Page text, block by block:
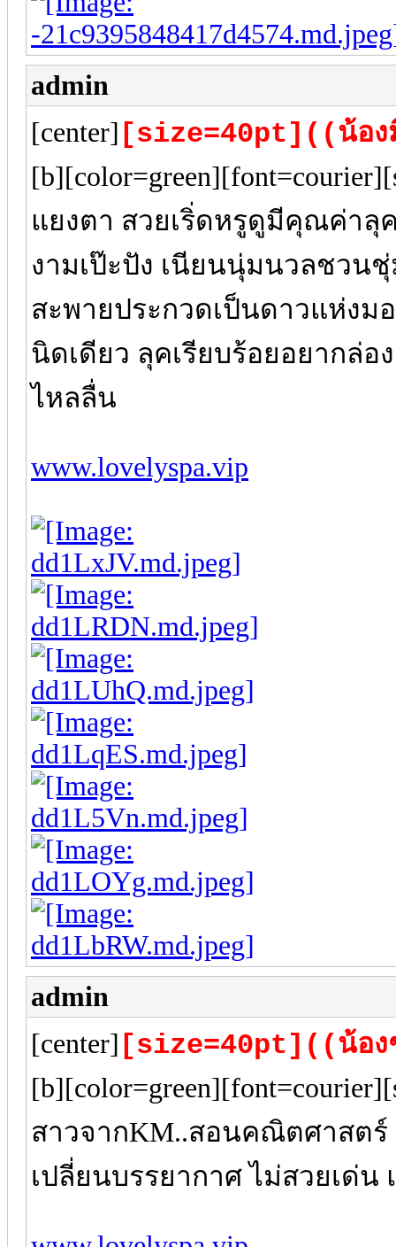
admin
[center] [size=40pt]((น้อ
แยงตา สวยเริ่ดหรูดูมีคุณค่าลุ
งามเป๊ะปัง เนียนนุ่มนวลชวน
สะพายประกวดเป็นดาวแห่งม
นิดเดียว ลุคเรียบร้อยอยากล่
ไหลลื่น
www.lovelyspa.vip
admin
[center] [size=40pt]((น้อ
สาวจากKM..สอนคณิตศาสต
เปลี่ยนบรรยากาศ ไม่สวยเด่